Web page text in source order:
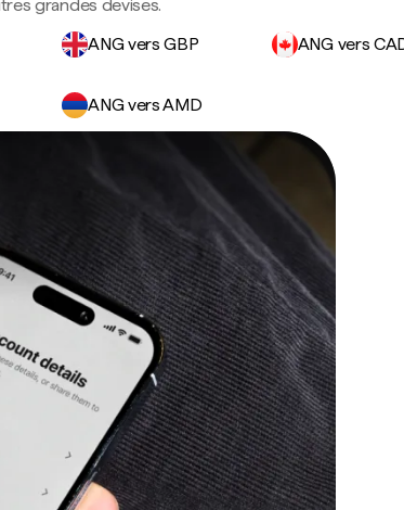
grandes devises.
ANG vers GBP ANG vers
ANG vers AMD